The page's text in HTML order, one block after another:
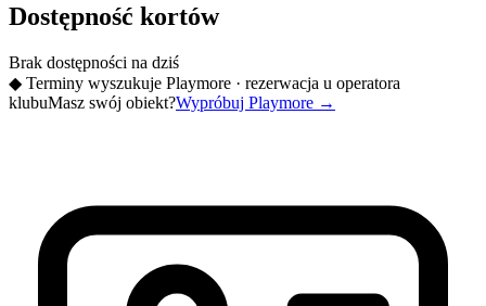
Dostępność kortów
Brak dostępności na dziś
◆ Terminy wyszukuje Playmore · rezerwacja u operatora
klubuMasz swój obiekt?Wypróbuj Playmore →